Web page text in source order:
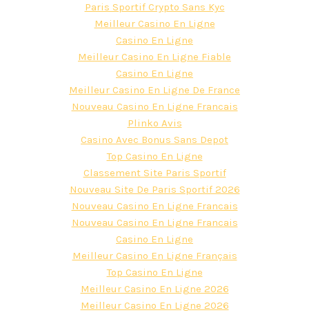
Paris Sportif Crypto Sans Kyc
Meilleur Casino En Ligne
Casino En Ligne
Meilleur Casino En Ligne Fiable
Casino En Ligne
Meilleur Casino En Ligne De France
Nouveau Casino En Ligne Francais
Plinko Avis
Casino Avec Bonus Sans Depot
Top Casino En Ligne
Classement Site Paris Sportif
Nouveau Site De Paris Sportif 2026
Nouveau Casino En Ligne Francais
Nouveau Casino En Ligne Francais
Casino En Ligne
Meilleur Casino En Ligne Français
Top Casino En Ligne
Meilleur Casino En Ligne 2026
Meilleur Casino En Ligne 2026